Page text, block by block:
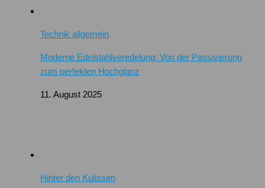
Technik allgemein
Moderne Edelstahlveredelung: Von der Passivierung
zum perfekten Hochglanz
11. August 2025
Hinter den Kulissen